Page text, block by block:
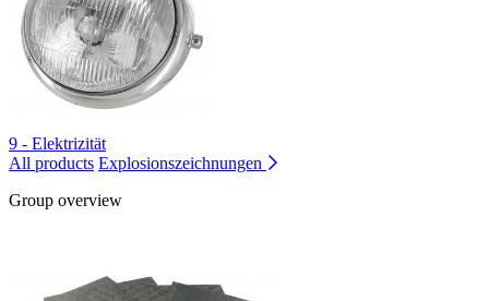
9 - Elektrizität
All products Explosionszeichnungen
Group overview